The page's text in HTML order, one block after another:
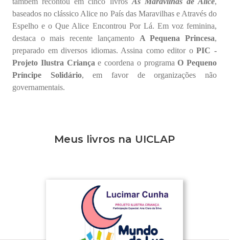
baseados no clássico Alice no País das Maravilhas e Através do
Espelho e o Que Alice Encontrou Por Lá. Em voz feminina,
destaca o mais recente lançamento A Pequena Princesa,
preparado em diversos idiomas. Assina como editor oPIC -
Projeto Ilustra Criança e coordena o programaO Pequeno
Príncipe Solidário, em favor de organizações não
governamentais.
Meus livros na UICLAP